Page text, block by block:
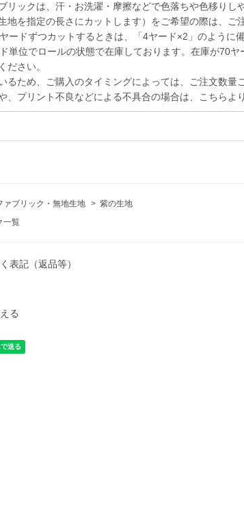
リックは、汗・お洗濯・摩擦などで色落ちや色移りし
地を指定の長さにカットします）をご希望の際は、ご
ードずつカットするときは、「4ヤード×2」のように
単位でロールの状態で在庫しております。在庫が70
ださい。
るため、ご購入のタイミングによっては、ご注文数量
、プリント不良などによる不具合の場合は、こちらよ
ァブリック・無地生地 > 紫の生地
一覧
表記（返品等）
る